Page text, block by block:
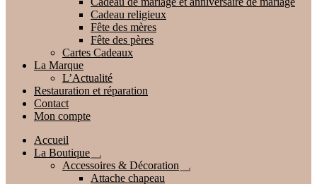
Cadeau religieux
Fête des mères
Fête des pères
Cartes Cadeaux
La Marque
L’Actualité
Restauration et réparation
Contact
Mon compte
Accueil
La Boutique
Ouvrir
le
Accessoires & Décoration
Ouvrir
Attache chapeau